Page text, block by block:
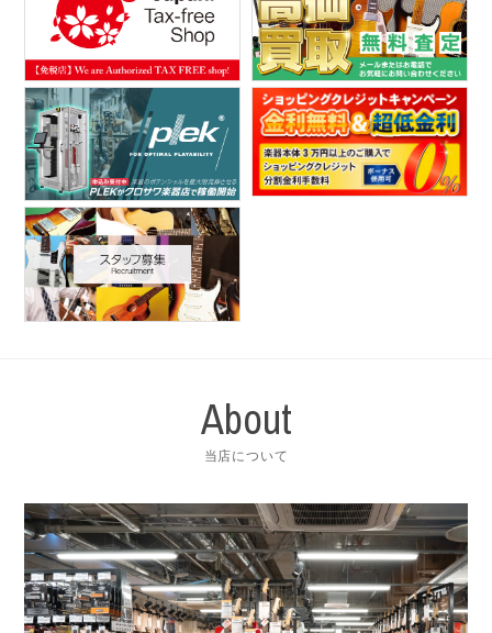
About
当店について